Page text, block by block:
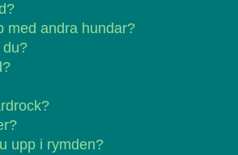
med andra hundar?
du?
upp i rymden?